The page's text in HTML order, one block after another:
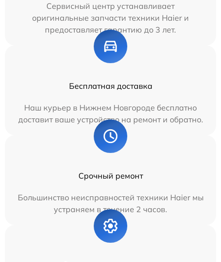
Сервисный центр устанавливает
оригинальные запчасти техники Haier и
предоставляет гарантию до 3 лет.
Бесплатная доставка
Наш курьер в Нижнем Новгороде бесплатно
доставит ваше устройство на ремонт и обратно.
Срочный ремонт
Большинство неисправностей техники Haier мы
устраняем в течение 2 часов.